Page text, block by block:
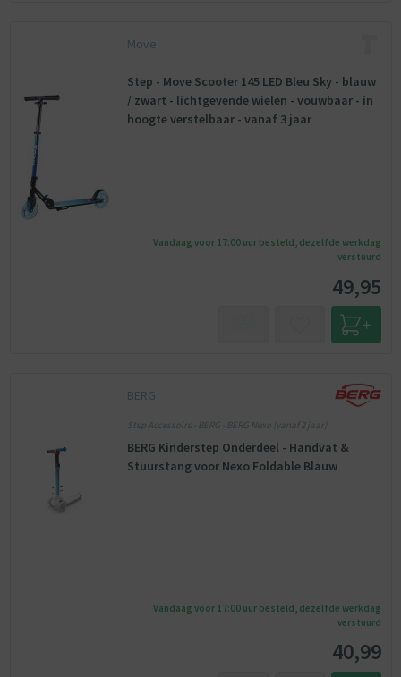
Move
Step - Move Scooter 145 LED Bleu Sky - blauw
/ zwart - lichtgevende wielen - vouwbaar - in
hoogte verstelbaar - vanaf 3 jaar
Vandaag voor 17:00 uur besteld, dezelfde werkdag
verstuurd
49,95
BERG
Step Accessoire - BERG - BERG Nexo (vanaf 2 jaar)
BERG Kinderstep Onderdeel - Handvat &
Stuurstang voor Nexo Foldable Blauw
Vandaag voor 17:00 uur besteld, dezelfde werkdag
verstuurd
40,99